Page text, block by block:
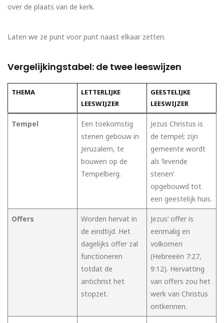
over de plaats van de kerk.
Laten we ze punt voor punt naast elkaar zetten.
Vergelijkingstabel: de twee leeswijzen
THEMA
LETTERLIJKE
LEESWIJZER
GEESTELIJKE
LEESWIJZER
Tempel
Een toekomstig
stenen gebouw in
Jeruzalem, te
bouwen op de
Tempelberg.
Jezus Christus is
de tempel; zijn
gemeente wordt
als ‘levende
stenen’
opgebouwd tot
een geestelijk huis.
Offers
Worden hervat in
de eindtijd. Het
dagelijks offer zal
functioneren
totdat de
antichrist het
stopzet.
Jezus’ offer is
eenmalig en
volkomen
(Hebreeën 7:27,
9:12). Hervatting
van offers zou het
werk van Christus
ontkennen.